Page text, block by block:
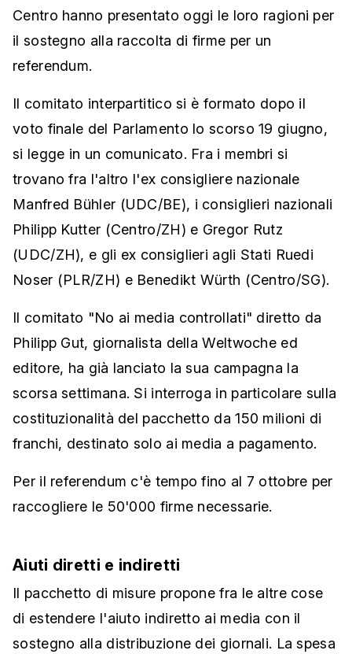
Centro hanno presentato oggi le loro ragioni per
il sostegno alla raccolta di firme per un
referendum.
Il comitato interpartitico si è formato dopo il
voto finale del Parlamento lo scorso 19 giugno,
si legge in un comunicato. Fra i membri si
trovano fra l'altro l'ex consigliere nazionale
Manfred Bühler (UDC/BE), i consiglieri nazionali
Philipp Kutter (Centro/ZH) e Gregor Rutz
(UDC/ZH), e gli ex consiglieri agli Stati Ruedi
Noser (PLR/ZH) e Benedikt Würth (Centro/SG).
Il comitato "No ai media controllati" diretto da
Philipp Gut, giornalista della Weltwoche ed
editore, ha già lanciato la sua campagna la
scorsa settimana. Si interroga in particolare sulla
costituzionalità del pacchetto da 150 milioni di
franchi, destinato solo ai media a pagamento.
Per il referendum c'è tempo fino al 7 ottobre per
raccogliere le 50'000 firme necessarie.
Aiuti diretti e indiretti
Il pacchetto di misure propone fra le altre cose
di estendere l'aiuto indiretto ai media con il
sostegno alla distribuzione dei giornali. La spesa